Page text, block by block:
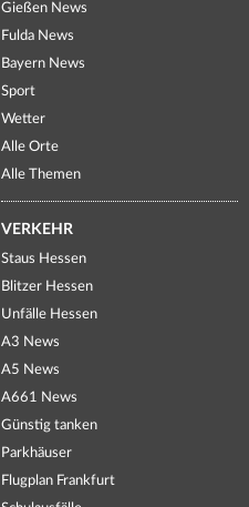
Gießen News
Fulda News
Bayern News
Sport
Wetter
Alle Orte
Alle Themen
VERKEHR
Staus Hessen
Blitzer Hessen
Unfälle Hessen
A3 News
A5 News
A661 News
Günstig tanken
Parkhäuser
Flugplan Frankfurt